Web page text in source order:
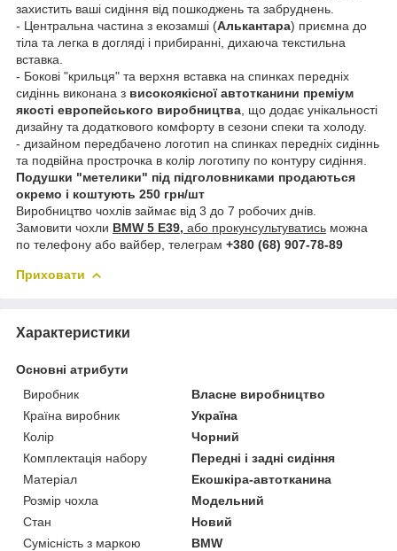
захистить ваші сидіння від пошкоджень та забруднень.
- Центральна частина з екозамші (Алькантара) приємна до
тіла та легка в догляді і прибиранні, дихаюча текстильна
вставка.
- Бокові "крильця" та верхня вставка на спинках передніх
сидіннь виконана з високоякісної автотканини преміум
якості европейського виробництва , що додає унікальності
дизайну та додаткового комфорту в сезони спеки та холоду.
- дизайном передбачено логотип на спинках передніх сидіннь
та подвійна прострочка в колір логотипу по контуру сидіння.
Подушки "метелики" під підголовниками продаються
окремо і коштують 250 грн/шт
Виробництво чохлів займає від 3 до 7 робочих днів.
Замовити чохли BMW 5 E39, або прокунсультуватись можна
по телефону або вайбер, телеграм +380 (68) 907-78-89
Приховати
Характеристики
Основні атрибути
Виробник
Власне виробництво
Країна виробник
Україна
Колір
Чорний
Комплектація набору
Передні і задні сидіння
Матеріал
Екошкіра-автотканина
Розмір чохла
Модельний
Стан
Новий
Сумісність з маркою
BMW